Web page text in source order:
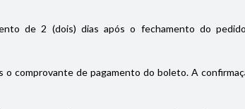
de 2 (dois) dias após o fechamento do
o comprovante de pagamento do boleto. A